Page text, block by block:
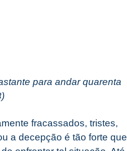
para andar quarenta
fracassados, tristes,
a decepção é tão forte que